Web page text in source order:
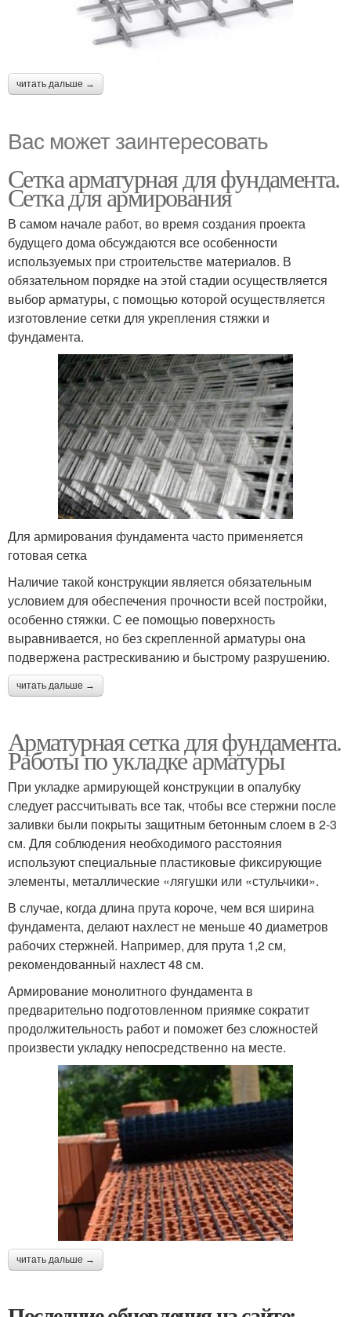
читать дальше →
Вас может заинтересовать
Сетка арматурная для фундамента.
Сетка для армирования
В самом начале работ, во время создания проекта
будущего дома обсуждаются все особенности
используемых при строительстве материалов. В
обязательном порядке на этой стадии осуществляется
выбор арматуры, с помощью которой осуществляется
изготовление сетки для укрепления стяжки и
фундамента.
Для армирования фундамента часто применяется
готовая сетка
Наличие такой конструкции является обязательным
условием для обеспечения прочности всей постройки,
особенно стяжки. С ее помощью поверхность
выравнивается, но без скрепленной арматуры она
подвержена растрескиванию и быстрому разрушению.
читать дальше →
Арматурная сетка для фундамента.
Работы по укладке арматуры
При укладке армирующей конструкции в опалубку
следует рассчитывать все так, чтобы все стержни после
заливки были покрыты защитным бетонным слоем в 2-3
см. Для соблюдения необходимого расстояния
используют специальные пластиковые фиксирующие
элементы, металлические «лягушки или «стульчики».
В случае, когда длина прута короче, чем вся ширина
фундамента, делают нахлест не меньше 40 диаметров
рабочих стержней. Например, для прута 1,2 см,
рекомендованный нахлест 48 см.
Армирование монолитного фундамента в
предварительно подготовленном приямке сократит
продолжительность работ и поможет без сложностей
произвести укладку непосредственно на месте.
читать дальше →